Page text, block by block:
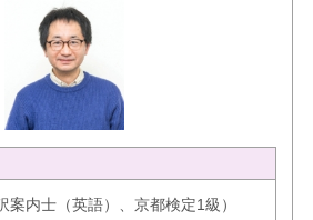
案内士（英語）、京都検定1級）